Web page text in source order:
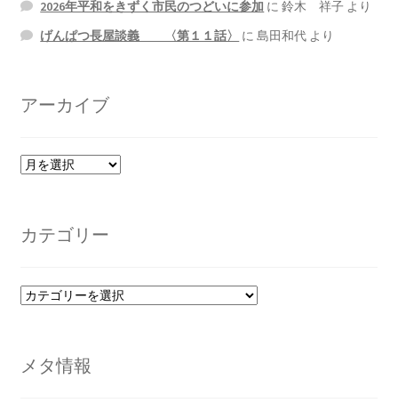
2026年平和をきずく市民のつどいに参加 に鈴木 祥子 より
げんぱつ長屋談義 〈第１１話〉
に島田和代 より
アーカイブ
ア
ブ
カテゴリー
カ
ー
メタ情報